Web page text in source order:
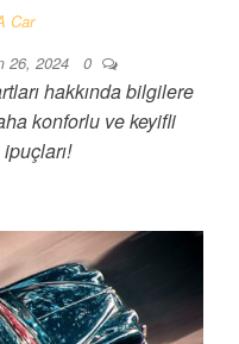
Car
26, 2024 0
hakkında bilgilere
konforlu ve keyifli